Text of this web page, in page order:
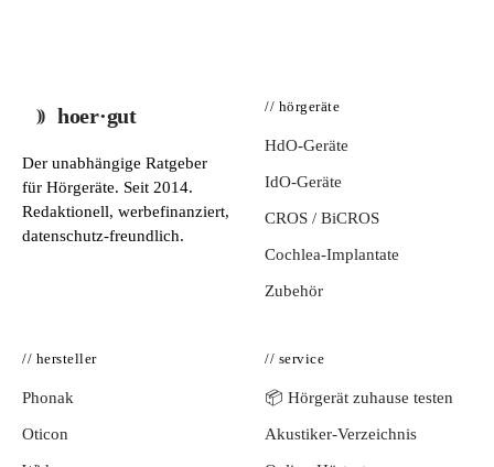
hoer·gut
Der unabhängige Ratgeber
für Hörgeräte. Seit 2014.
Redaktionell, werbefinanziert,
datenschutz-freundlich.
// hörgeräte
HdO-Geräte
IdO-Geräte
CROS / BiCROS
Cochlea-Implantate
Zubehör
// hersteller
Phonak
Oticon
// service
📦 Hörgerät zuhause testen
Akustiker-Verzeichnis